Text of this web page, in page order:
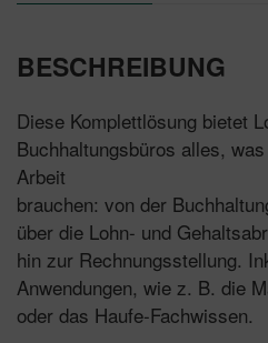
BESCHREIBUNG
Diese Komplettlösung bietet
Buchhaltungsbüros alles,
Arbeit
brauchen: von der
über die Lohn- und
hin zur Rechnungsstellung.
Anwendungen, wie z. B. die
oder das Haufe-Fachwissen.